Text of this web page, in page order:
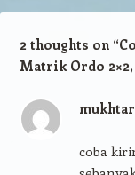
2 thoughts on “
Matrik Ordo 2×2,
coba